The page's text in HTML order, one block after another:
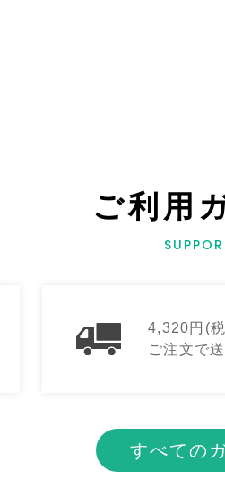
ご利用
4,320円(
ご注文で
すべての